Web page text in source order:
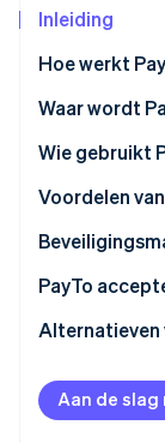
Oprichting
Climate
CO₂-
Identity
Inleiding
Hoe werkt
Waar wordt
Wie gebruikt
Voordelen
PayTo
Vereisten
Beginnen
Alternatieven
Aan de